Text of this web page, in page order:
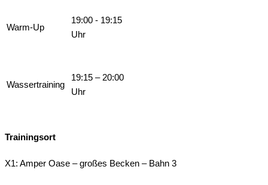
Warm-Up
19:00 - 19:15
Uhr
Wassertraining
19:15 – 20:00
Uhr
Trainingsort
X1: Amper Oase – großes Becken – Bahn 3